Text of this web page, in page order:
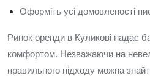
Оформіть усі домовленості
Ринок оренди в Куликові надає
комфортом. Незважаючи на
правильного підходу можна